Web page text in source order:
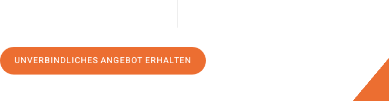
UNVERBINDLICHES ANGEBOT ERHALTEN